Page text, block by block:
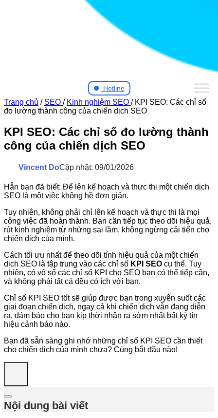
Hotline
Trang chủ / SEO / Kinh nghiệm SEO / KPI SEO: Các chỉ số
đo lường thành công của chiến dịch SEO
KPI SEO: Các chỉ số đo lường thành
công của chiến dịch SEO
Vincent DoCập nhật: 09/01/2026
Hẳn bạn đã biết: Để lên kế hoạch và thực thi một chiến dịch
SEO là một việc không hề đơn giản.
Tuy nhiên, không phải chỉ lên kế hoạch và thực thi là mọi
công việc đã hoàn thành. Bạn cần tiếp tục theo dõi hiệu quả,
rút kinh nghiệm từ những sai lầm, không ngừng cải tiến cho
chiến dịch của mình.
Cách tối ưu nhất để theo dõi tính hiệu quả của một chiến
dịch SEO là tập trung vào các chỉ số KPI SEO cụ thể. Tuy
nhiên, có vô số các chỉ số KPI cho SEO bạn có thể tiếp cận,
và không phải tất cả đều có ích với bạn.
Chỉ số KPI SEO tốt sẽ giúp được bạn trong xuyên suốt các
giai đoạn chiến dịch, ngay cả khi chiến dịch vẫn đang diễn
ra, đảm bảo cho bạn kịp thời nhận ra sớm nhất bất kỳ tín
hiệu cảnh báo nào.
Bạn đã sẵn sàng ghi nhớ những chỉ số KPI SEO cần thiết
cho chiến dịch của mình chưa? Cùng bắt đầu nào!
Nội dung bài viết